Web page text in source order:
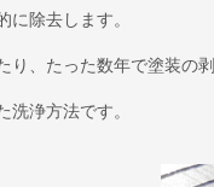
除去します。
、たった数年で塗装の
浄方法です。